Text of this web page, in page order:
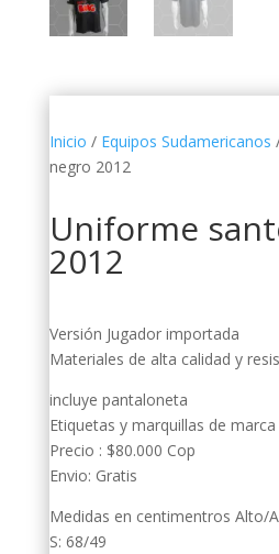
Inicio / Equipos Sudamericanos
negro 2012
Uniforme
2012
Versión Jugador importada
Materiales de alta calidad y
incluye pantaloneta
Etiquetas y marquillas de marca
Precio : $80.000 Cop
Envio: Gratis
Medidas en centimentros Alto/
S: 68/49